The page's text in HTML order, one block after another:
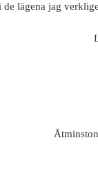
de lägena jag